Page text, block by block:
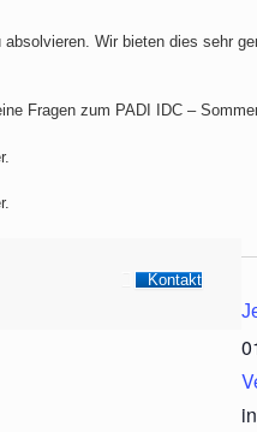
Wir bieten dies sehr
Fragen zum PADI IDC –
Kontakt